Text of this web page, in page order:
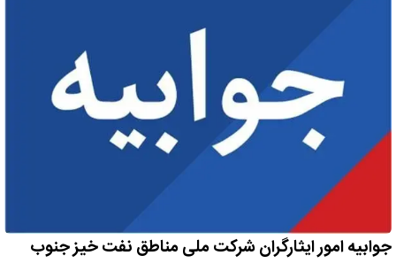
جوابیه امور ایثارگران شرکت ملی مناطق نفت خیز جنوب